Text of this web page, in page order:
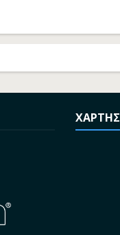
ΧΑΡΤΗΣ